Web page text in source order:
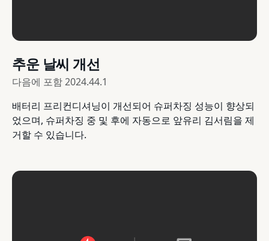
추운 날씨 개선
다음에 포함2024.44.1
배터리 프리컨디셔닝이 개선되어 슈퍼차징 성능이 향상되
었으며, 슈퍼차징 중 및 후에 자동으로 앞유리 김서림을 제
거할 수 있습니다.